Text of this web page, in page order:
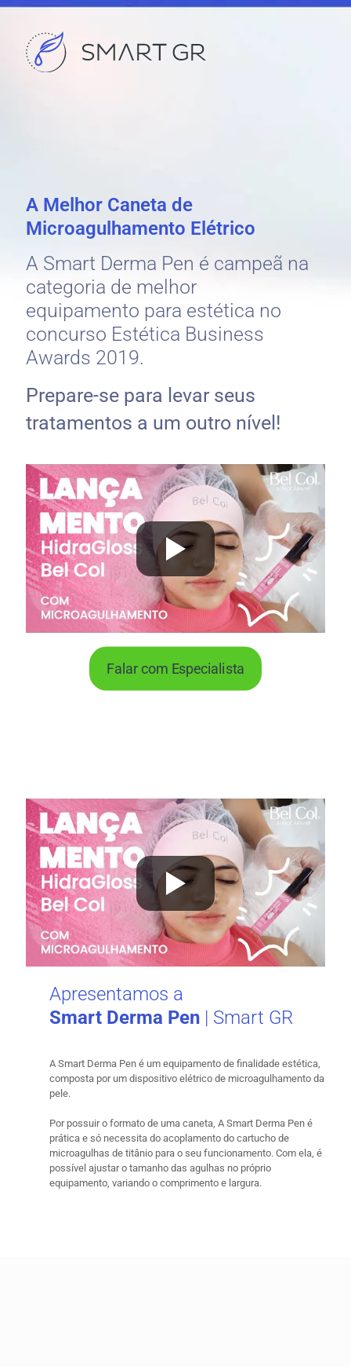
A Melhor Caneta de
Microagulhamento Elétrico
A Smart Derma Pen é campeã na
categoria de melhor
equipamento para estética no
concurso Estética Business
Awards 2019.
Prepare-se para levar seus
tratamentos a um outro nível!
Falar com Especialista
Apresentamos a
Smart Derma Pen | Smart GR
A Smart Derma Pen é um equipamento de finalidade estética,
composta por um dispositivo elétrico de microagulhamento da
pele.
Por possuir o formato de uma caneta, A Smart Derma Pen é
prática e só necessita do acoplamento do cartucho de
microagulhas de titânio para o seu funcionamento. Com ela, é
possível ajustar o tamanho das agulhas no próprio
equipamento, variando o comprimento e largura.